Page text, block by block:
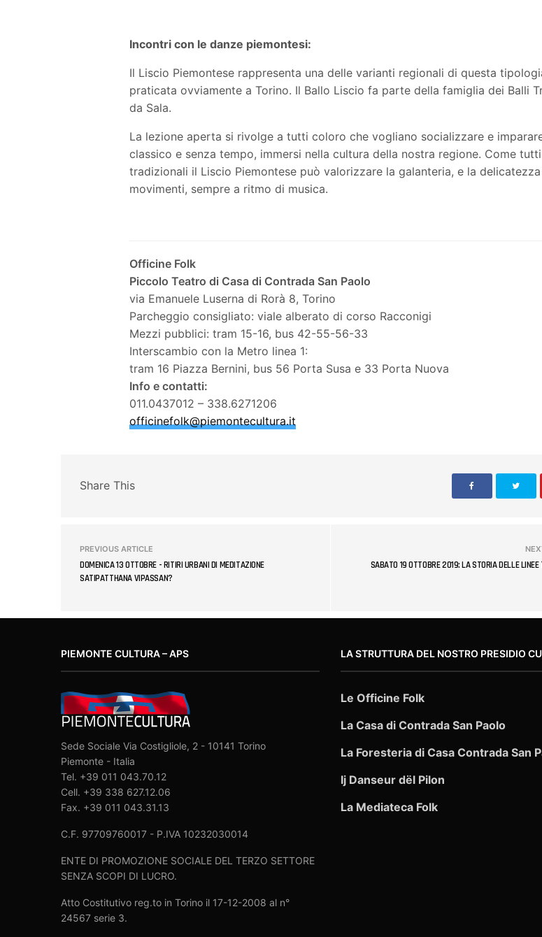
Incontri con le danze piemontesi:
Il Liscio Piemontese rappresenta una delle varianti regionali di questa
praticata ovviamente a Torino. Il Ballo Liscio fa parte della famiglia dei Balli
da Sala.
La lezione aperta si rivolge a tutti coloro che vogliano socializzare e
classico e senza tempo, immersi nella cultura della nostra regione. Come
tradizionali il Liscio Piemontese può valorizzare la galanteria, e la delicatezza
movimenti, sempre a ritmo di musica.
Officine Folk
Piccolo Teatro di Casa di Contrada San Paolo
via Emanuele Luserna di Rorà 8, Torino
Parcheggio consigliato: viale alberato di corso Racconigi
Mezzi pubblici: tram 15-16, bus 42-55-56-33
Interscambio con la Metro linea 1:
tram 16 Piazza Bernini, bus 56 Porta Susa e 33 Porta Nuova
Info e contatti:
011.0437012 – 338.6271206
officinefolk@piemontecultura.it
Share This
PREVIOUS ARTICLE
DOMENICA 13 OTTOBRE - RITIRI URBANI DI MEDITAZIONE
SATIPATTHANA VIPASSAN?
SABATO 19 OTTOBRE 2019: LA STORIA DELLE LINEE
PIEMONTE CULTURA – APS
Sede Sociale Via Costigliole, 2 - 10141 Torino
Piemonte - Italia
Tel. +39 011 043.70.12
Cell. +39 338 627.12.06
Fax. +39 011 043.31.13
C.F. 97709760017 - P.IVA 10232030014
ENTE DI PROMOZIONE SOCIALE DEL TERZO SETTORE
SENZA SCOPI DI LUCRO.
Atto Costitutivo reg.to in Torino il 17-12-2008 al n°
24567 serie 3.
LA STRUTTURA DEL NOSTRO PRESIDIO
Le Officine Folk
La Casa di Contrada San Paolo
La Foresteria di Casa Contrada San
Ij Danseur dël Pilon
La Mediateca Folk